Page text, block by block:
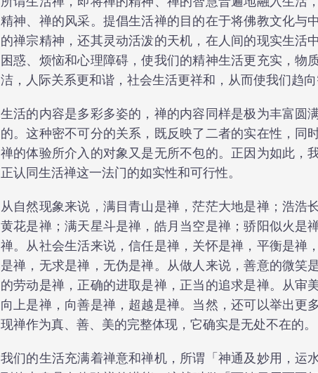
精神、禅的风采。提倡生活禅的目的在于将佛教文化与
的禅宗精神，还其灵动活泼的天机，在人间的现实生活
困惑、烦恼和心理障碍，使我们的精神生活更充实，物
洁，人际关系更和谐，社会生活更祥和，从而使我们趋向
生活的内容是多彩多姿的，禅的内容同样是极为丰富圆
的。这种密不可分的关系，既反映了二者的实在性，同
禅的体验所介入的对象又是无所不包的。正因为如此，
正认同生活禅这一法门的如实性和可行性。
从自然现象来说，满目青山是禅，茫茫大地是禅；浩浩
黄花是禅；满天星斗是禅，皓月当空是禅；骄阳似火是
禅。从社会生活来说，信任是禅，关怀是禅，平衡是禅
是禅，无求是禅，无伪是禅。从做人来说，善意的微笑
的劳动是禅，正确的进取是禅，正当的追求是禅。从审
向上是禅，向善是禅，超越是禅。当然，还可以举出更
现禅作为真、善、美的完整体现，它确实是无处不在的。
我们的生活充满着禅意和禅机，所谓「神通及妙用，运